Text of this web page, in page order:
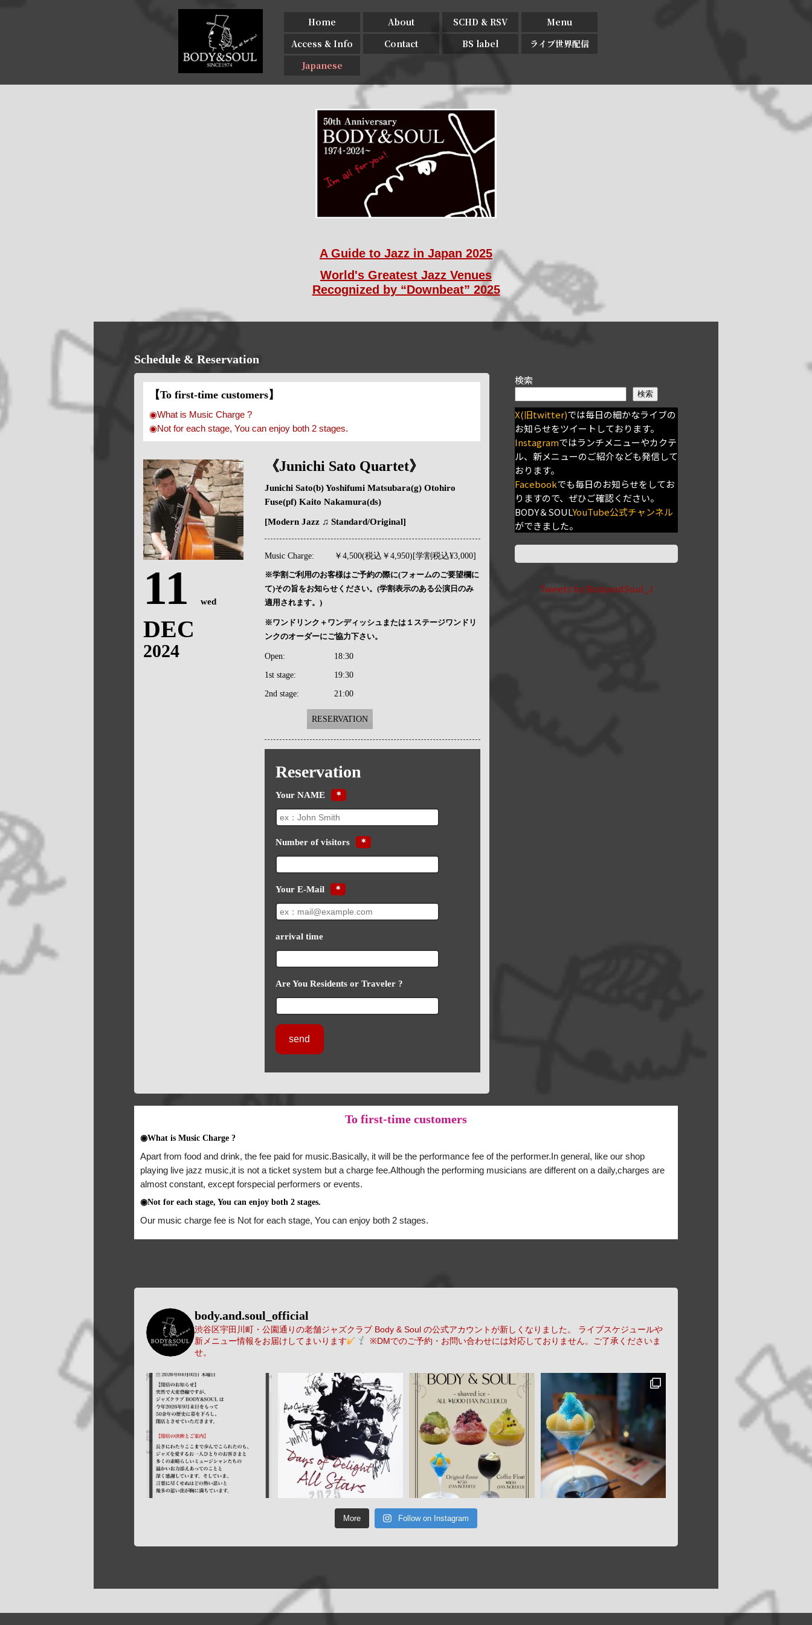
Home About SCHD & RSV
Menu
Access & Info
Contact BS label
ライブ世界配信
Japanese
A Guide to Jazz in Japan 2025
World's Greatest Jazz Venues
Recognized by “Downbeat” 2025
Schedule & Reservation
【To first-time customers】
◉What is Music Charge ?
◉Not for each stage, You can enjoy both 2 stages.
11 wed
DEC
2024
《Junichi Sato Quartet》
Junichi Sato(b) Yoshifumi Matsubara(g) Otohiro
Fuse(pf) Kaito Nakamura(ds)
[Modern Jazz ♫ Standard/Original]
Music Charge: ￥4,500(税込￥4,950)[学割税込¥3,000]
※学割ご利用のお客様はご予約の際に(フォームのご要望欄に
て)その旨をお知らせください。(学割表示のある公演日のみ
適用されます。)
※ワンドリンク＋ワンディッシュまたは１ステージワンドリ
ンクのオーダーにご協力下さい。
Open: 18:30
1st stage: 19:30
2nd stage: 21:00
RESERVATION
Reservation
Your NAME ＊
Number of visitors ＊
Your E-Mail ＊
arrival time
Are You Residents or Traveler ?
検索
検索
X(旧twitter)では毎日の細かなライブの
お知らせをツイートしております。
Instagramではランチメニューやカクテ
ル、新メニューのご紹介なども発信して
おります。
Facebookでも毎日のお知らせをしてお
りますので、ぜひご確認ください。
BODY＆SOULYouTube公式チャンネル
ができました。
Tweets by BodyandSoul_J
To first-time customers
◉What is Music Charge ?
Apart from food and drink, the fee paid for music.Basically, it will be the performance fee of the performer.In general, like our shop
playing live jazz music,it is not a ticket system but a charge fee.Although the performing musicians are different on a daily,charges are
almost constant, except forspecial performers or events.
◉Not for each stage, You can enjoy both 2 stages.
Our music charge fee is Not for each stage, You can enjoy both 2 stages.
body.and.soul_official
渋谷区宇田川町・公園通りの老舗ジャズクラブ Body & Soul の公式アカウントが新しくなりました。
ライブスケジュールや
新メニュー情報をお届けしてまいります
※DMでのご予約・お問い合わせには対応しておりません。ご了承くださいま
せ。
More Follow on Instagram